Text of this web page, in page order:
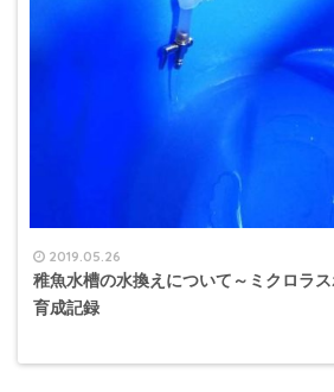
2019.05.26
稚魚水槽の水換えについて～ミクロラ
育成記録